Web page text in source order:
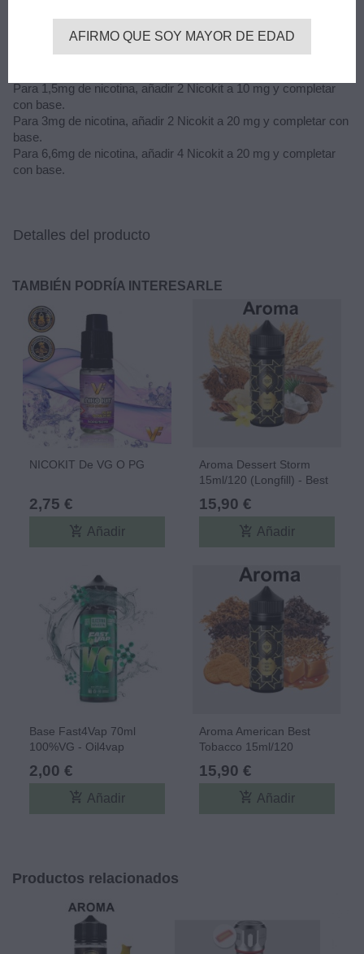
Fórmulas:
Para 1,5mg de nicotina, añadir 2 Nicokit a 10 mg y completar
con base.
Para 3mg de nicotina, añadir 2 Nicokit a 20 mg y completar con
base.
Para 6,6mg de nicotina, añadir 4 Nicokit a 20 mg y completar
con base.
Detalles del producto
TAMBIÉN PODRÍA INTERESARLE
NICOKIT De VG O PG
2,75 €
add_shopping_cart Añadir
Aroma Dessert Storm
15ml/120 (Longfill) - Best
Vap
15,90 €
add_shopping_cart Añadir
Base Fast4Vap 70ml
100%VG - Oil4vap
2,00 €
add_shopping_cart Añadir
Aroma American Best
Tobacco 15ml/120
15,90 €
add_shopping_cart Añadir
Productos relacionados
AFIRMO QUE SOY MAYOR DE EDAD